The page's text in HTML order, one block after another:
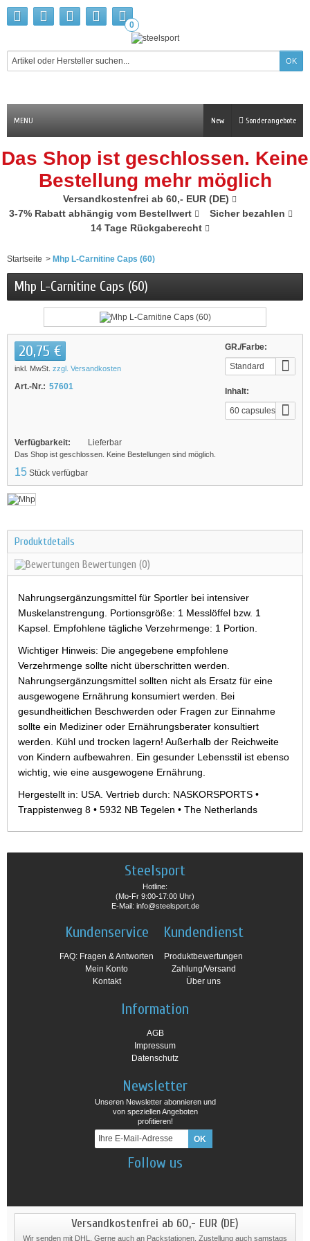
0
MENU Sonderangebote
New
Das Shop ist geschlossen. Keine
Bestellung mehr möglich
Versandkostenfrei ab 60,- EUR (DE)
3-7% Rabatt abhängig vom Bestellwert
Sicher bezahlen
14 Tage Rückgaberecht
Startseite > Mhp L-Carnitine Caps (60)
Mhp L-Carnitine Caps (60)
GR./Farbe:
Standard
Inhalt:
60 capsules
20,75 €
inkl. MwSt. zzgl. Versandkosten
Art.-Nr.: 57601
Verfügbarkeit: Lieferbar
Das Shop ist geschlossen. Keine Bestellungen sind möglich.
15 Stück verfügbar
Produktdetails
Bewertungen (0)
Nahrungsergänzungsmittel für Sportler bei intensiver
Muskelanstrengung. Portionsgröße: 1 Messlöffel bzw. 1
Kapsel. Empfohlene tägliche Verzehrmenge: 1 Portion.
Wichtiger Hinweis: Die angegebene empfohlene
Verzehrmenge sollte nicht überschritten werden.
Nahrungsergänzungsmittel sollten nicht als Ersatz für eine
ausgewogene Ernährung konsumiert werden. Bei
gesundheitlichen Beschwerden oder Fragen zur Einnahme
sollte ein Mediziner oder Ernährungsberater konsultiert
werden. Kühl und trocken lagern! Außerhalb der Reichweite
von Kindern aufbewahren. Ein gesunder Lebensstil ist ebenso
wichtig, wie eine ausgewogene Ernährung.
Hergestellt in: USA. Vertrieb durch: NASKORSPORTS •
Trappistenweg 8 • 5932 NB Tegelen • The Netherlands
Steelsport
Hotline:
(Mo-Fr 9:00-17:00 Uhr)
E-Mail: info@steelsport.de
Kundenservice
FAQ: Fragen & Antworten
Mein Konto
Kontakt
Kundendienst
Produktbewertungen
Zahlung/Versand
Über uns
Information
AGB
Impressum
Datenschutz
Newsletter
Unseren Newsletter abonnieren und
von speziellen Angeboten
profitieren!
Follow us
Versandkostenfrei ab 60,- EUR (DE)
Wir senden mit DHL. Gerne auch an Packstationen. Zustellung auch samstags